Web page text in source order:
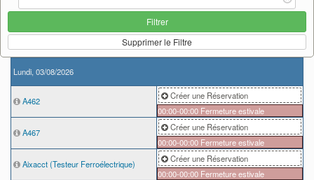
Filtrer
Supprimer le Filtre
Lundi, 03/08/2026
A462
Créer une Réservation
00:00-00:00 Fermeture estivale
A467
Créer une Réservation
00:00-00:00 Fermeture estivale
Aixacct (Testeur Ferroélectrique)
Créer une Réservation
00:00-00:00 Fermeture estivale